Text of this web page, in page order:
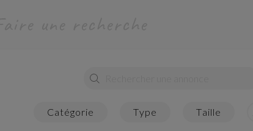
catégorie type taille